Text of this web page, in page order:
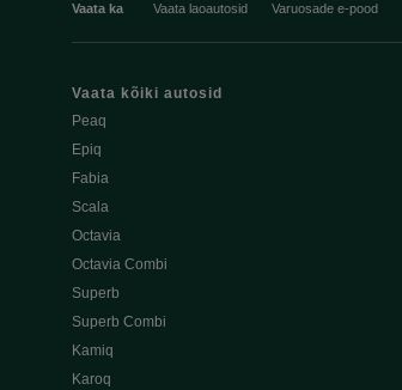
Vaata ka Vaata laoautosid Varuosade e-pood
Vaata kõiki autosid
Peaq
Epiq
Fabia
Scala
Octavia
Octavia Combi
Superb
Superb Combi
Kamiq
Karoq